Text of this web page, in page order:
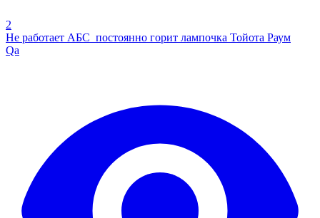
2
Не работает АБС постоянно горит лампочка Тойота Раум
Qa